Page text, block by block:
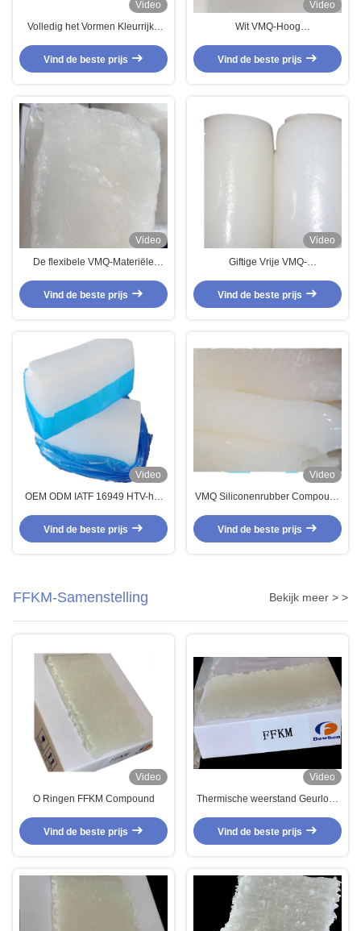
Video
Volledig het Vormen Kleurrijke
Rubbervmq Samenstelling
Vind de beste prijs
Video
Wit VMQ-Hoog
dichtheids Flexibel Silicone
Rubbero Ring Raw Material
Vind de beste prijs
Video
De flexibele VMQ-Materiële
Silicone Rubberpakking Gebruikt
Vind de beste prijs
Video
Giftige Vrije VMQ-
Rubbersamenstelling van
Vind de beste prijs
Video
OEM ODM IATF 16949 HTV-het
Olieweerstand van de Silicone
Vind de beste prijs
Video
VMQ Siliconenrubber Compound
12-20 Drukvervorming
Vind de beste prijs
FFKM-Samenstelling Bekijk meer > >
Video
O Ringen FFKM Compound
Vind de beste prijs
Video
Thermische weerstand Geurloze
Perfluoroelastomer
samengestelde O-ringen
Vind de beste prijs